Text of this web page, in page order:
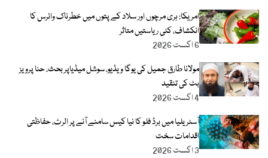
امریکا: ہری مرچوں اور سلاد کے پتوں میں خطرناک وائرس کا
انکشاف، کئی ریاستیں متاثر
6 اگست 2026
مولانا طارق جمیل کی یوگا ویڈیو، سوشل میڈیاپر بحث، حنا پرویز
بٹ کی تنقید
4 اگست 2026
آسٹریلیا میں برڈ فلو کا نیا کیس سامنے آنے پر الرٹ، حفاظتی
اقدامات سخت
3 اگست 2026